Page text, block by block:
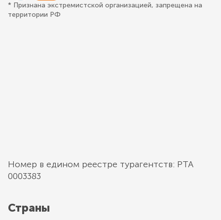
* Признана экстремистской организацией, запрещена на
территории РФ
Номер в едином реестре турагентств: РТА
0003383
Страны